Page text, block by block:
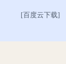
[ 百度云下载]